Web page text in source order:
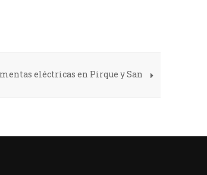
eléctricas en Pirque y San